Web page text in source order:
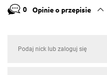
0 Opinie o przepisie